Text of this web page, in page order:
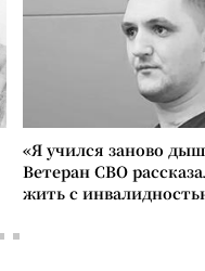
«Я учился заново
Ветеран СВО
жить с